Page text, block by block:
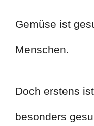
Gemüse ist
Menschen.
Doch erstens
besonders